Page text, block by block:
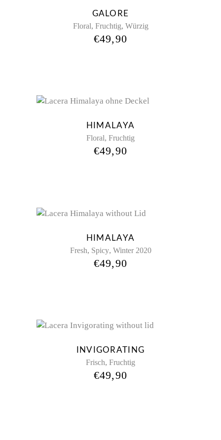
GALORE
Floral, Fruchtig, Würzig
€49,90
HIMALAYA
Floral, Fruchtig
€49,90
HIMALAYA
Fresh, Spicy, Winter 2020
€49,90
INVIGORATING
Frisch, Fruchtig
€49,90